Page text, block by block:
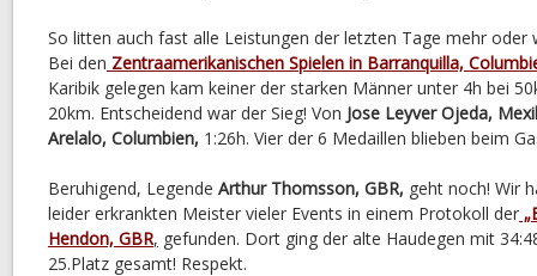
So litten auch fast alle Leistungen der letzten Tage mehr oder
Bei den Zentraamerikanischen Spielen in Barranquilla,
Karibik gelegen kam keiner der starken Männer unter 4h bei
20km. Entscheidend war der Sieg! Von Jose Leyver Ojeda,
Arelalo, Columbien, 1:26h. Vier der 6 Medaillen blieben beim
Beruhigend, Legende Arthur Thomsson, GBR, geht noch! Wir
leider erkrankten Meister vieler Events in einem Protokoll der
Hendon, GBR, gefunden. Dort ging der alte Haudegen mit
25.Platz gesamt! Respekt.